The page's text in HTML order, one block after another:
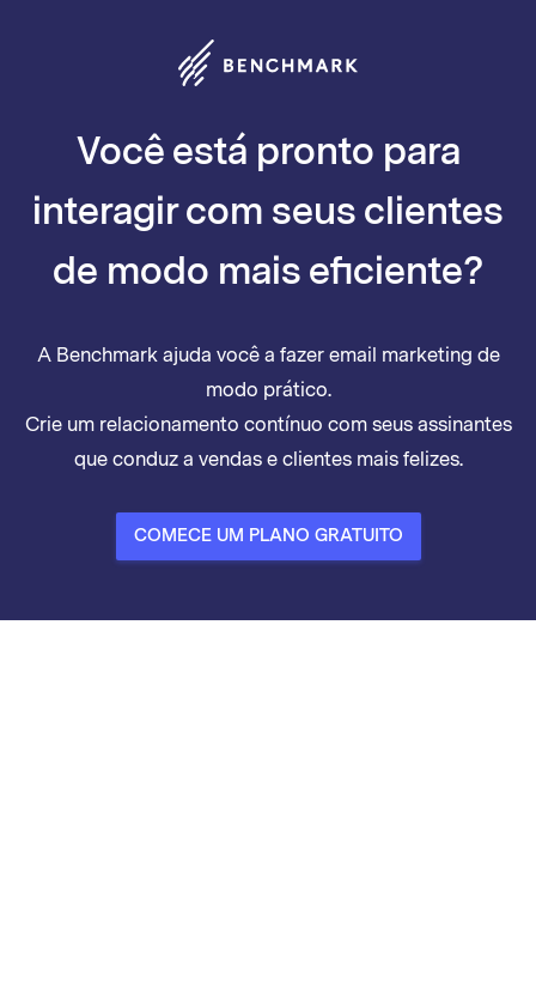
Você está pronto para
interagir com seus clientes
de modo mais eficiente?
A Benchmark ajuda você a fazer email marketing de
modo prático.
Crie um relacionamento contínuo com seus assinantes
que conduz a vendas e clientes mais felizes.
COMECE UM PLANO GRATUITO